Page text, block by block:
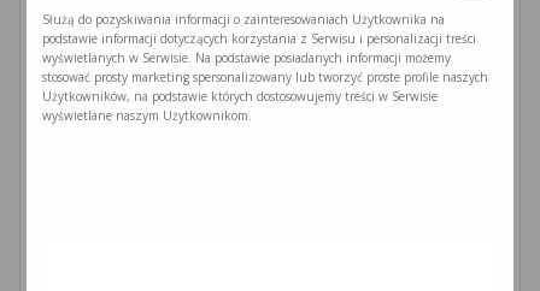
Zobacz również
PODUSZKI Z PAPIERU RYŻOWEGO Z
JACKFRUITEM I WARZYWAMI
Służą do pozyskiwania informacji o zainteresowaniach Użytkownika na
podstawie informacji dotyczących korzystania z Serwisu i personalizacji treści
wyświetlanych w Serwisie. Na podstawie posiadanych informacji możemy
stosować prosty marketing spersonalizowany lub tworzyć proste profile naszych
Użytkowników, na podstawie których dostosowujemy treści w Serwisie
wyświetlane naszym Użytkownikom.